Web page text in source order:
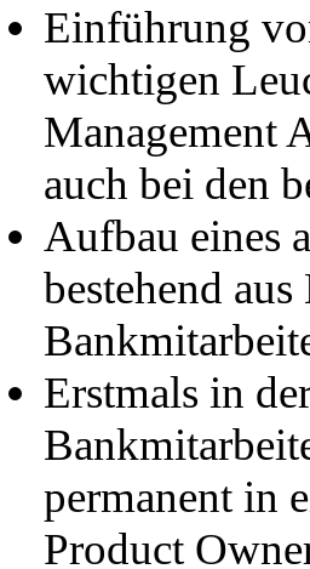
Einführung
wichtigen
Management
auch bei den
Aufbau eines
bestehend
Erstmals in
permanent in
Product